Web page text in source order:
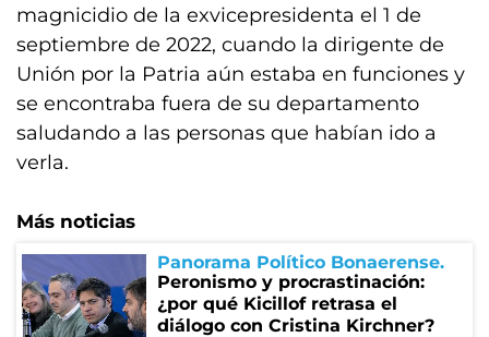
magnicidio de la exvicepresidenta el 1 de
septiembre de 2022, cuando la dirigente de
Unión por la Patria aún estaba en funciones y
se encontraba fuera de su departamento
saludando a las personas que habían ido a
verla.
Más noticias
Panorama Político Bonaerense
Peronismo y procrastinación:
¿por qué Kicillof retrasa el
diálogo con Cristina Kirchner?